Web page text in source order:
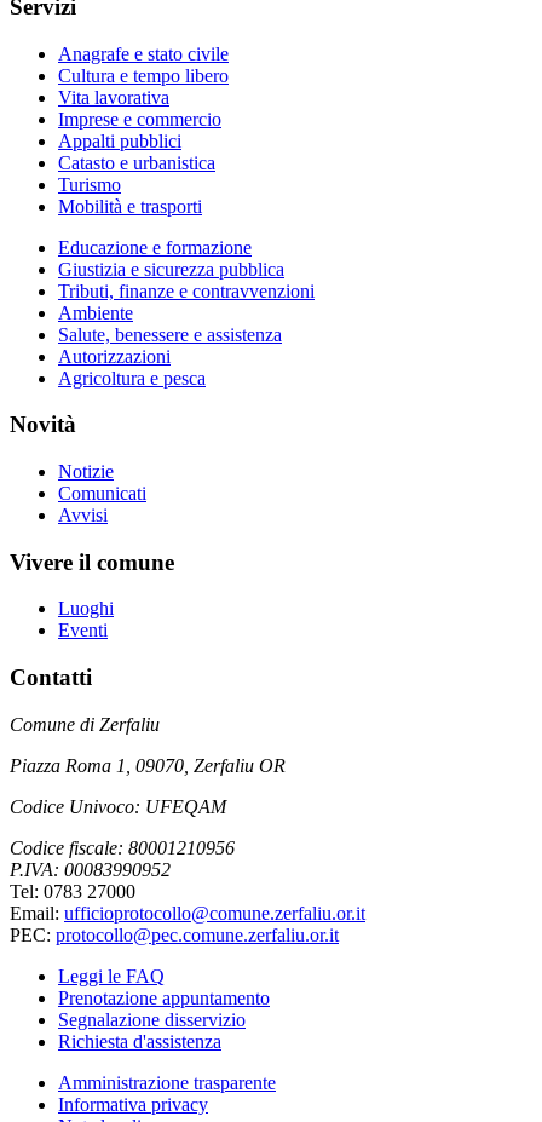
Servizi
Anagrafe e stato civile
Cultura e tempo libero
Vita lavorativa
Imprese e commercio
Appalti pubblici
Catasto e urbanistica
Turismo
Mobilità e trasporti
Educazione e formazione
Giustizia e sicurezza pubblica
Tributi, finanze e contravvenzioni
Ambiente
Salute, benessere e assistenza
Autorizzazioni
Agricoltura e pesca
Novità
Notizie
Comunicati
Avvisi
Vivere il comune
Luoghi
Eventi
Contatti
Comune di Zerfaliu
Piazza Roma 1, 09070, Zerfaliu OR
Codice Univoco: UFEQAM
Codice fiscale: 80001210956
P.IVA: 00083990952
Tel: 0783 27000
Email: ufficioprotocollo@comune.zerfaliu.or.it
PEC: protocollo@pec.comune.zerfaliu.or.it
Leggi le FAQ
Prenotazione appuntamento
Segnalazione disservizio
Richiesta d'assistenza
Amministrazione trasparente
Informativa privacy